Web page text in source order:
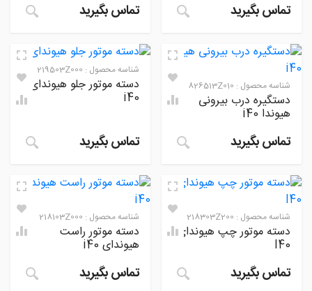
تماس بگیرید تماس بگیرید
شناسه محصول : 826513Z010
دستگیره درب بیرونی
هیوندا i40
تماس بگیرید
شناسه محصول : 219503Z000
دسته موتور جلو هیوندای
i40
تماس بگیرید
شناسه محصول : 218303Z200
دسته موتور چپ هیوندای
I40
تماس بگیرید
شناسه محصول : 218103Z000
دسته موتور راست
هیوندای i40
تماس بگیرید